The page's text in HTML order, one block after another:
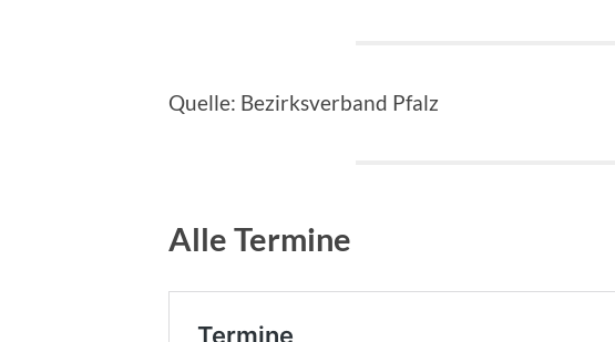
Quelle: Bezirksverband Pfalz
Alle Termine